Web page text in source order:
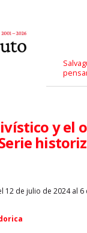
y el
12 de julio de 2024 al